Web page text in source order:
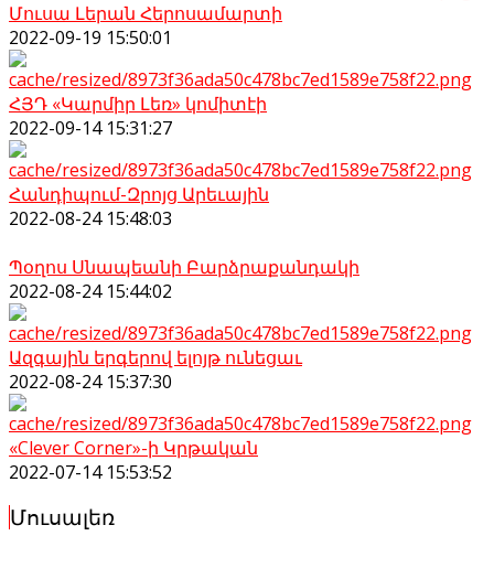
Մուսա Լերան Հերոսամարտի
2022-09-19 15:50:01
ՀՅԴ «Կարմիր Լեռ» կոմիտէի
2022-09-14 15:31:27
Հանդիպում-Զրոյց Արեւային
2022-08-24 15:48:03
Պօղոս Սնապեանի Բարձրաքանդակի
2022-08-24 15:44:02
Ազգային երգերով ելոյթ ունեցաւ
2022-08-24 15:37:30
«Clever Corner»-ի Կրթական
2022-07-14 15:53:52
Մուսալեռ